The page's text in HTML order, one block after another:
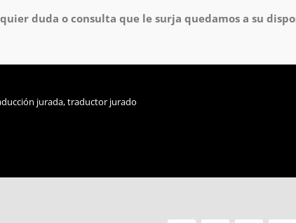
duda o consulta que le surja quedamos a su
jurada,traductor jurado